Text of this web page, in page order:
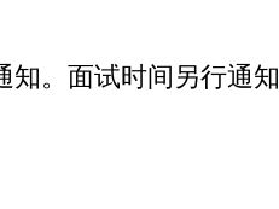
知。面试时间另行通知